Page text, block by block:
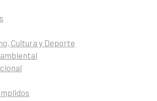
Cultura y Deporte